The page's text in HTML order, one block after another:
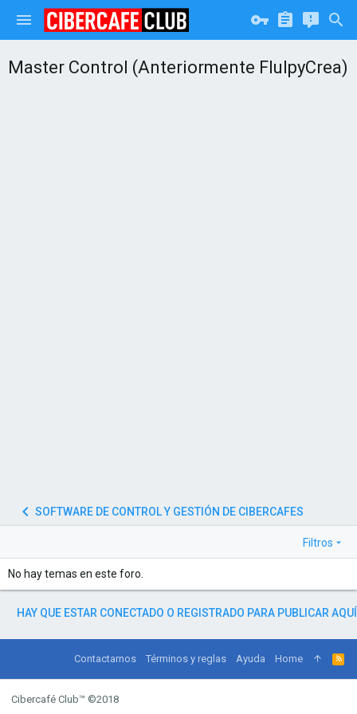
Master Control (Anteriormente FlulpyCrea)
SOFTWARE DE CONTROL Y GESTIÓN DE CIBERCAFES
Filtros
No hay temas en este foro.
HAY QUE ESTAR CONECTADO O REGISTRADO PARA PUBLICAR
Contactarnos Términos y reglas Ayuda Home
Cibercafé Club™ ©2018